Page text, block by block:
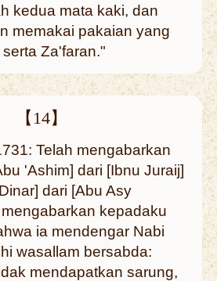
kedua mata kaki, dan
memakai pakaian yang
Za'faran."
【14】
Telah mengabarkan
'Ashim] dari [Ibnu Juraij]
dari [Abu Asy
kepadaku
ia mendengar Nabi
wasallam bersabda:
mendapatkan sarung,